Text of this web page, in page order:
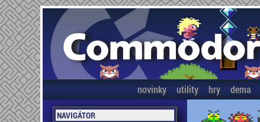
novinky utility hry dema
NAVIGÁTOR